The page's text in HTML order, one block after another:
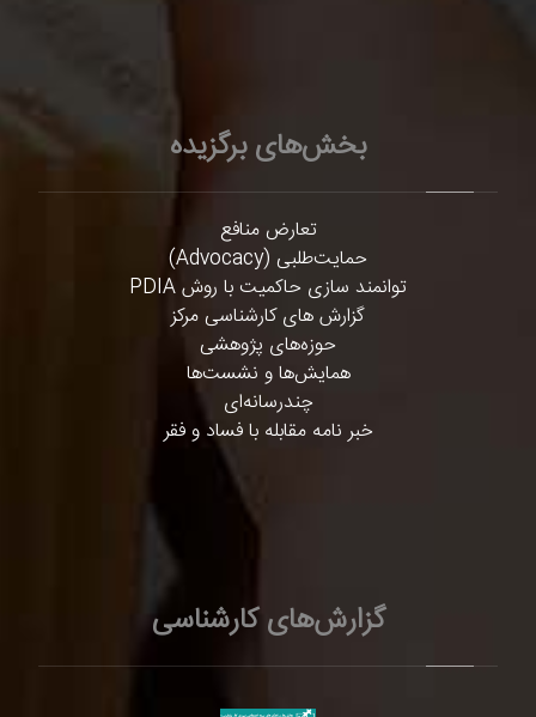
بخش‌های برگزیده
تعارض منافع
حمایت‌طلبی (Advocacy)
توانمند سازی حاکمیت با روش PDIA
گزارش های کارشناسی مرکز
حوزه‌های پژوهشی
همایش‌ها و نشست‌ها
چندرسانه‌ای
خبر نامه مقابله با فساد و فقر
گزارش‌های کارشناسی